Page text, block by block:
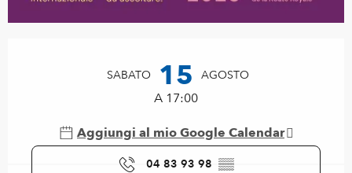
SABATO 15 AGOSTO
A 17:00
Aggiungi al mio Google Calendar
04 83 93 98 ▒▒